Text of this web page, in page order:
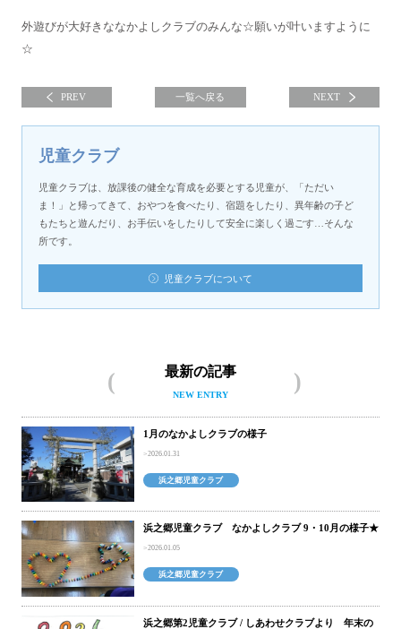
外遊びが大好きななかよしクラブのみんな☆願いが叶いますように
☆
PREV 一覧へ戻る NEXT
児童クラブ
児童クラブは、放課後の健全な育成を必要とする児童が、「ただい
ま！」と帰ってきて、おやつを食べたり、宿題をしたり、異年齢の子ど
もたちと遊んだり、お手伝いをしたりして安全に楽しく過ごす…そんな
所です。
児童クラブについて
最新の記事
NEW ENTRY
1月のなかよしクラブの様子
2026.01.31
浜之郷児童クラブ
浜之郷児童クラブ なかよしクラブ 9・10月の様子★
2026.01.05
浜之郷児童クラブ
浜之郷第2児童クラブ / しあわせクラブより 年末の